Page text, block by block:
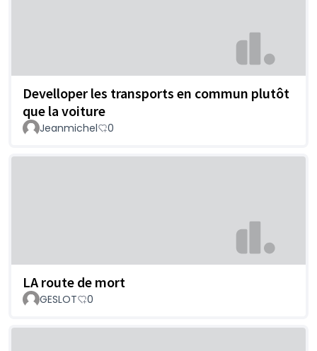
Develloper les transports en commun plutôt
que la voiture
Jeanmichel 0
LA route de mort
GESLOT 0